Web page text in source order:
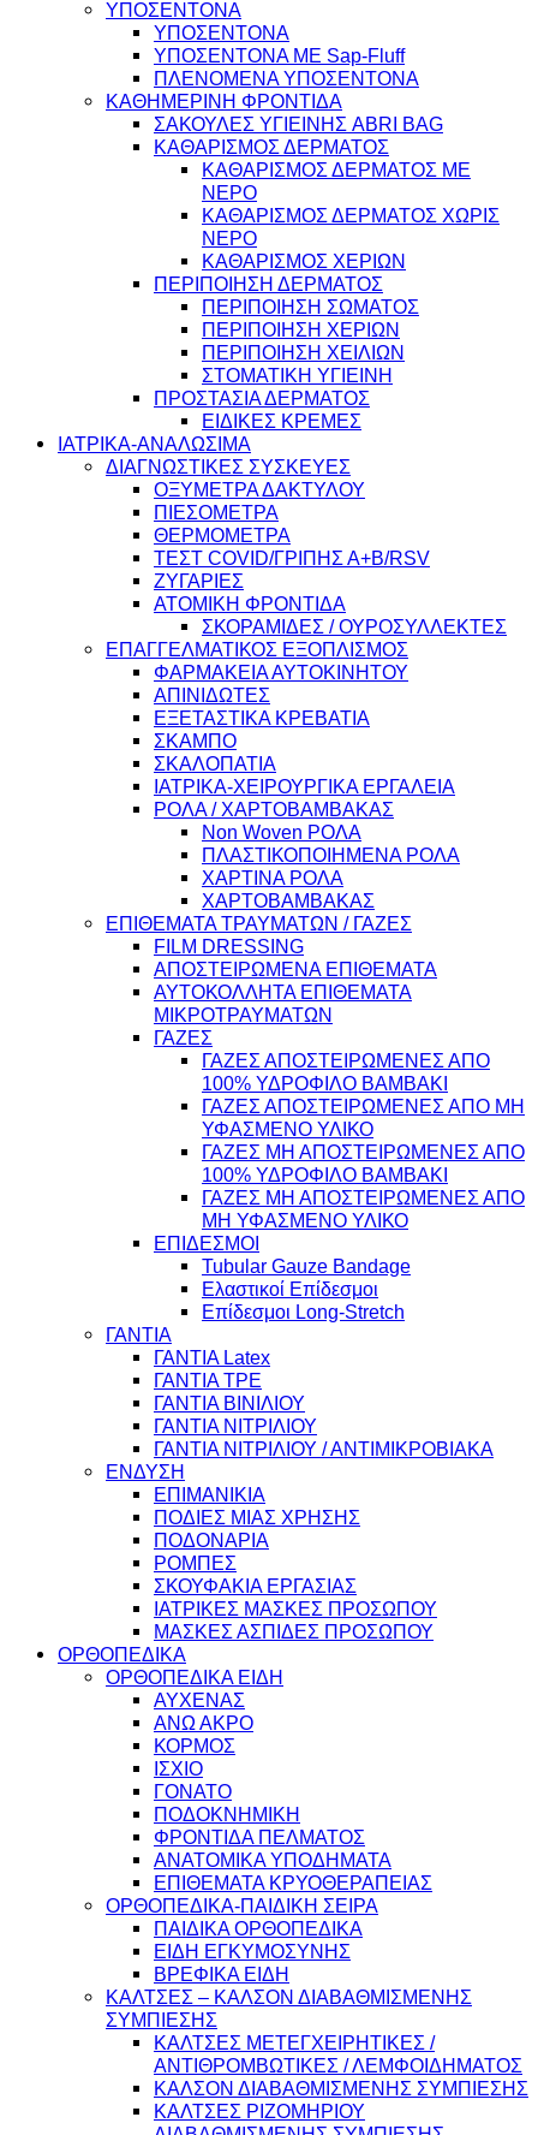
ΥΠΟΣΕΝΤΟΝΑ
ΥΠΟΣΕΝΤΟΝΑ
ΥΠΟΣΕΝΤΟΝΑ ΜΕ Sap-Fluff
ΠΛΕΝΟΜΕΝΑ ΥΠΟΣΕΝΤΟΝΑ
ΚΑΘΗΜΕΡΙΝΗ ΦΡΟΝΤΙΔΑ
ΣΑΚΟΥΛΕΣ ΥΓΙΕΙΝΗΣ ABRI BAG
ΚΑΘΑΡΙΣΜΟΣ ΔΕΡΜΑΤΟΣ
ΚΑΘΑΡΙΣΜΟΣ ΔΕΡΜΑΤΟΣ ΜΕ
ΝΕΡΟ
ΚΑΘΑΡΙΣΜΟΣ ΔΕΡΜΑΤΟΣ ΧΩΡΙΣ
ΝΕΡΟ
ΚΑΘΑΡΙΣΜΟΣ ΧΕΡΙΩΝ
ΠΕΡΙΠΟΙΗΣΗ ΔΕΡΜΑΤΟΣ
ΠΕΡΙΠΟΙΗΣΗ ΣΩΜΑΤΟΣ
ΠΕΡΙΠΟΙΗΣΗ ΧΕΡΙΩΝ
ΠΕΡΙΠΟΙΗΣΗ ΧΕΙΛΙΩΝ
ΣΤΟΜΑΤΙΚΗ ΥΓΙΕΙΝΗ
ΠΡΟΣΤΑΣΙΑ ΔΕΡΜΑΤΟΣ
ΕΙΔΙΚΕΣ ΚΡΕΜΕΣ
ΙΑΤΡΙΚΑ-ΑΝΑΛΩΣΙΜΑ
ΔΙΑΓΝΩΣΤΙΚΕΣ ΣΥΣΚΕΥΕΣ
ΟΞΥΜΕΤΡΑ ΔΑΚΤΥΛΟΥ
ΠΙΕΣΟΜΕΤΡΑ
ΘΕΡΜΟΜΕΤΡΑ
ΤΕΣΤ COVID/ΓΡΙΠΗΣ Α+Β/RSV
ΖΥΓΑΡΙΕΣ
ΑΤΟΜΙΚΗ ΦΡΟΝΤΙΔΑ
ΣΚΟΡΑΜΙΔΕΣ / ΟΥΡΟΣΥΛΛΕΚΤΕΣ
ΕΠΑΓΓΕΛΜΑΤΙΚΟΣ ΕΞΟΠΛΙΣΜΟΣ
ΦΑΡΜΑΚΕΙΑ ΑΥΤΟΚΙΝΗΤΟΥ
ΑΠΙΝΙΔΩΤΕΣ
ΕΞΕΤΑΣΤΙΚΑ ΚΡΕΒΑΤΙΑ
ΣΚΑΜΠΟ
ΣΚΑΛΟΠΑΤΙΑ
ΙΑΤΡΙΚΑ-ΧΕΙΡΟΥΡΓΙΚΑ ΕΡΓΑΛΕΙΑ
ΡΟΛΑ / ΧΑΡΤΟΒΑΜΒΑΚΑΣ
Non Woven ΡΟΛΑ
ΠΛΑΣΤΙΚΟΠΟΙΗΜΕΝΑ ΡΟΛΑ
ΧΑΡΤΙΝΑ ΡΟΛΑ
ΧΑΡΤΟΒΑΜΒΑΚΑΣ
ΕΠΙΘΕΜΑΤΑ ΤΡΑΥΜΑΤΩΝ / ΓΑΖΕΣ
FILM DRESSING
ΑΠΟΣΤΕΙΡΩΜΕΝΑ ΕΠΙΘΕΜΑΤΑ
ΑΥΤΟΚΟΛΛΗΤΑ ΕΠΙΘΕΜΑΤΑ
ΜΙΚΡΟΤΡΑΥΜΑΤΩΝ
ΓΑΖΕΣ
ΓΑΖΕΣ ΑΠΟΣΤΕΙΡΩΜΕΝΕΣ ΑΠΟ
100% ΥΔΡΟΦΙΛΟ ΒΑΜΒΑΚΙ
ΓΑΖΕΣ ΑΠΟΣΤΕΙΡΩΜΕΝΕΣ ΑΠΟ ΜΗ
ΥΦΑΣΜΕΝΟ ΥΛΙΚΟ
ΓΑΖΕΣ ΜΗ ΑΠΟΣΤΕΙΡΩΜΕΝΕΣ ΑΠΟ
100% ΥΔΡΟΦΙΛΟ ΒΑΜΒΑΚΙ
ΓΑΖΕΣ ΜΗ ΑΠΟΣΤΕΙΡΩΜΕΝΕΣ ΑΠΟ
ΜΗ ΥΦΑΣΜΕΝΟ ΥΛΙΚΟ
ΕΠΙΔΕΣΜΟΙ
Tubular Gauze Bandage
Ελαστικοί Επίδεσμοι
Επίδεσμοι Long-Stretch
ΓΑΝΤΙΑ
ΓΑΝΤΙΑ Latex
ΓΑΝΤΙΑ TPE
ΓΑΝΤΙΑ ΒΙΝΙΛΙΟΥ
ΓΑΝΤΙΑ ΝΙΤΡΙΛΙΟΥ
ΓΑΝΤΙΑ ΝΙΤΡΙΛΙΟΥ / ΑΝΤΙΜΙΚΡΟΒΙΑΚΑ
ΕΝΔΥΣΗ
ΕΠΙΜΑΝΙΚΙΑ
ΠΟΔΙΕΣ ΜΙΑΣ ΧΡΗΣΗΣ
ΠΟΔΟΝΑΡΙΑ
ΡΟΜΠΕΣ
ΣΚΟΥΦΑΚΙΑ ΕΡΓΑΣΙΑΣ
ΙΑΤΡΙΚΕΣ ΜΑΣΚΕΣ ΠΡΟΣΩΠΟΥ
ΜΑΣΚΕΣ ΑΣΠΙΔΕΣ ΠΡΟΣΩΠΟΥ
ΟΡΘΟΠΕΔΙΚΑ
ΟΡΘΟΠΕΔΙΚΑ ΕΙΔΗ
ΑΥΧΕΝΑΣ
ΑΝΩ ΑΚΡΟ
ΚΟΡΜΟΣ
ΙΣΧΙΟ
ΓΟΝΑΤΟ
ΠΟΔΟΚΝΗΜΙΚΗ
ΦΡΟΝΤΙΔΑ ΠΕΛΜΑΤΟΣ
ΑΝΑΤΟΜΙΚΑ ΥΠΟΔΗΜΑΤΑ
ΕΠΙΘΕΜΑΤΑ ΚΡΥΟΘΕΡΑΠΕΙΑΣ
ΟΡΘΟΠΕΔΙΚΑ-ΠΑΙΔΙΚΗ ΣΕΙΡΑ
ΠΑΙΔΙΚΑ ΟΡΘΟΠΕΔΙΚΑ
ΕΙΔΗ ΕΓΚΥΜΟΣΥΝΗΣ
ΒΡΕΦΙΚΑ ΕΙΔΗ
ΚΑΛΤΣΕΣ – ΚΑΛΣΟΝ ΔΙΑΒΑΘΜΙΣΜΕΝΗΣ
ΣΥΜΠΙΕΣΗΣ
ΚΑΛΤΣΕΣ ΜΕΤΕΓΧΕΙΡΗΤΙΚΕΣ /
ΑΝΤΙΘΡΟΜΒΩΤΙΚΕΣ / ΛΕΜΦΟΙΔΗΜΑΤΟΣ
ΚΑΛΣΟΝ ΔΙΑΒΑΘΜΙΣΜΕΝΗΣ ΣΥΜΠΙΕΣΗΣ
ΚΑΛΤΣΕΣ ΡΙΖΟΜΗΡΙΟΥ